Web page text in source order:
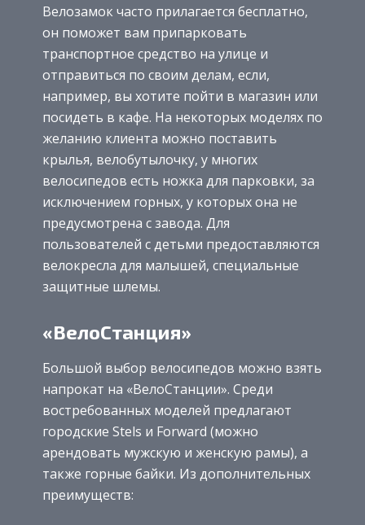
Велозамок часто прилагается бесплатно,
он поможет вам припарковать
транспортное средство на улице и
отправиться по своим делам, если,
например, вы хотите пойти в магазин или
посидеть в кафе. На некоторых моделях по
желанию клиента можно поставить
крылья, велобутылочку, у многих
велосипедов есть ножка для парковки, за
исключением горных, у которых она не
предусмотрена с завода. Для
пользователей с детьми предоставляются
велокресла для малышей, специальные
защитные шлемы.
«ВелоСтанция»
Большой выбор велосипедов можно взять
напрокат на «ВелоСтанции». Среди
востребованных моделей предлагают
городские Stels и Forward (можно
арендовать мужскую и женскую рамы), а
также горные байки. Из дополнительных
преимуществ: